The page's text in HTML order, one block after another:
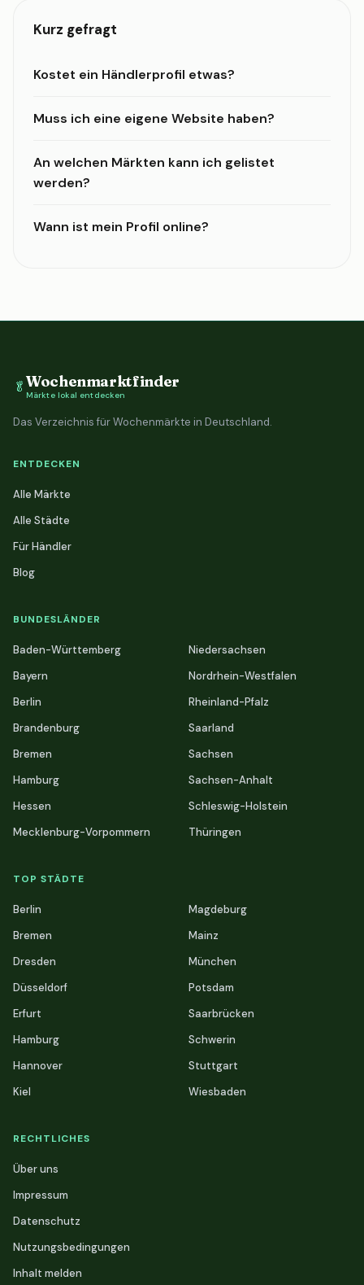
Kurz gefragt
Kostet ein Händlerprofil etwas?
Muss ich eine eigene Website haben?
An welchen Märkten kann ich gelistet
werden?
Wann ist mein Profil online?
🥬Wochenmarktfinder
Märkte lokal entdecken
Das Verzeichnis für Wochenmärkte in Deutschland.
ENTDECKEN
Alle Märkte
Alle Städte
Für Händler
Blog
BUNDESLÄNDER
Baden-Württemberg
Bayern
Berlin
Brandenburg
Bremen
Hamburg
Hessen
Mecklenburg-Vorpommern
Niedersachsen
Nordrhein-Westfalen
Rheinland-Pfalz
Saarland
Sachsen
Sachsen-Anhalt
Schleswig-Holstein
Thüringen
TOP STÄDTE
Berlin
Bremen
Dresden
Düsseldorf
Erfurt
Hamburg
Hannover
Kiel
Magdeburg
Mainz
München
Potsdam
Saarbrücken
Schwerin
Stuttgart
Wiesbaden
RECHTLICHES
Über uns
Impressum
Datenschutz
Nutzungsbedingungen
Inhalt melden